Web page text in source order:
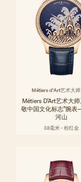
Métiers d'Art艺术大师
Métiers D’Art艺术大
敬中国文化标志”腕
河山
38毫米 - 粉红金